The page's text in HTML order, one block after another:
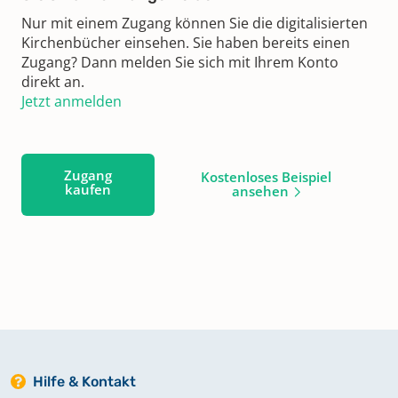
Nur mit einem Zugang können Sie die digitalisierten
Kirchenbücher einsehen. Sie haben bereits einen
Zugang? Dann melden Sie sich mit Ihrem Konto
direkt an.
Jetzt anmelden
Zugang
kaufen
Kostenloses Beispiel
ansehen
Hilfe & Kontakt